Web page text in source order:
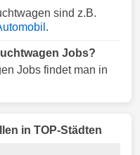
sind z.B.
.
Jobs?
Jobs findet man in
in TOP-Städten